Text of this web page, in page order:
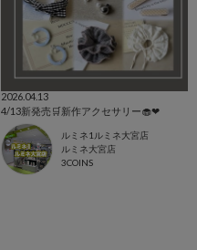
2026.04.13
4/13新発売🛒新作アクセサリー🧁❤︎
ルミネ1ルミネ大宮店
ルミネ大宮店
3COINS